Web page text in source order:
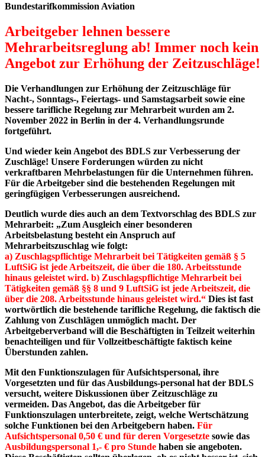
Bundestarifkommission Aviation
Arbeitgeber lehnen bessere
Mehrarbeitsreglung ab! Immer noch kein
Angebot zur Erhöhung der Zeitzuschläge!
Die Verhandlungen zur Erhöhung der Zeitzuschläge für
Nacht-, Sonntags-, Feiertags- und Samstagsarbeit sowie eine
bessere tarifliche Regelung zur Mehrarbeit wurden am 2.
November 2022 in Berlin in der 4. Verhandlungsrunde
fortgeführt.
Und wieder kein Angebot des BDLS zur Verbesserung der
Zuschläge! Unsere Forderungen würden zu nicht
verkraftbaren Mehrbelastungen für die Unternehmen führen.
Für die Arbeitgeber sind die bestehenden Regelungen mit
geringfügigen Verbesserungen ausreichend.
Deutlich wurde dies auch an dem Textvorschlag des BDLS zur
Mehrarbeit: „Zum Ausgleich einer besonderen
Arbeitsbelastung besteht ein Anspruch auf
Mehrarbeitszuschlag wie folgt:
a) Zuschlagspflichtige Mehrarbeit bei Tätigkeiten gemäß § 5
LuftSiG ist jede Arbeitszeit, die über die 180. Arbeitsstunde
hinaus geleistet wird. b) Zuschlagspflichtige Mehrarbeit bei
Tätigkeiten gemäß §§ 8 und 9 LuftSiG ist jede Arbeitszeit, die
über die 208. Arbeitsstunde hinaus geleistet wird.“ Dies ist fast
wortwörtlich die bestehende tarifliche Regelung, die faktisch die
Zahlung von Zuschlägen unmöglich macht. Der
Arbeitgeberverband will die Beschäftigten in Teilzeit weiterhin
benachteiligen und für Vollzeitbeschäftigte faktisch keine
Überstunden zahlen.
Mit den Funktionszulagen für Aufsichtspersonal, ihre
Vorgesetzten und für das Ausbildungs-personal hat der BDLS
versucht, weitere Diskussionen über Zeitzuschläge zu
vermeiden. Das Angebot, das die Arbeitgeber für
Funktionszulagen unterbreitete, zeigt, welche Wertschätzung
solche Funktionen bei den Arbeitgebern haben. Für
Aufsichtspersonal 0,50 € und für deren Vorgesetzte sowie das
Ausbildungspersonal 1,- € pro Stunde haben sie angeboten.